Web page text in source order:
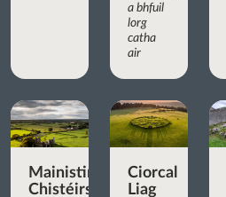
a bhfuil
lorg
catha
air
Mainistir
Chistéirseach
Ciorcal
Liag